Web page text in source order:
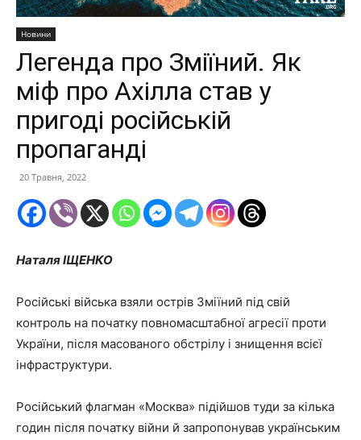
Новини
Легенда про Зміїний. Як
міф про Ахілла став у
пригоді російській
пропаганді
20 Травня, 2022
Наталя ІЩЕНКО
Російські війська взяли острів Зміїний під свій
контроль на початку повномасштабної агресії проти
України, після масованого обстрілу і знищення всієї
інфраструктури.
Російський флагман «Москва» підійшов туди за кілька
годин після початку війни й запропонував українським